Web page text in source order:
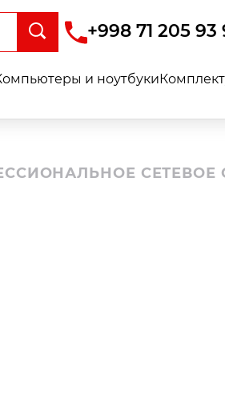
+998 71 205 93
и ноутбуки
СЕТЕВОЕ